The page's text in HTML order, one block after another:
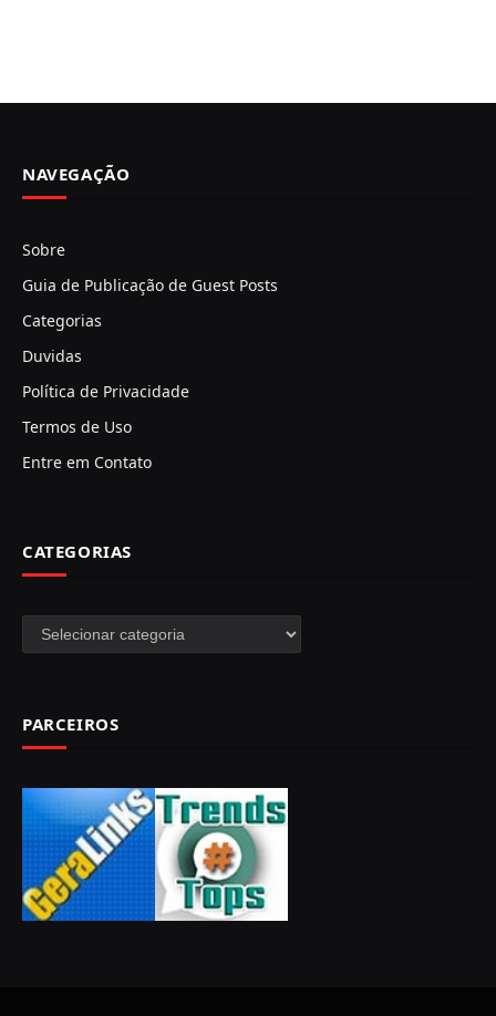
NAVEGAÇÃO
Sobre
Guia de Publicação de Guest Posts
Categorias
Duvidas
Política de Privacidade
Termos de Uso
Entre em Contato
CATEGORIAS
Categorias
PARCEIROS